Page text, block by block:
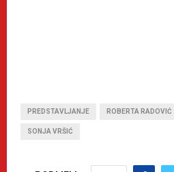
PREDSTAVLJANJE ROBERTA RADOVIĆ
SONJA VRŠIĆ